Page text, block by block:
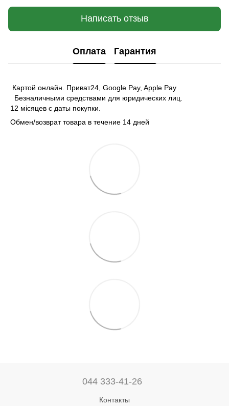
Написать отзыв
Оплата Гарантия
Картой онлайн. Приват24, Google Pay, Apple Pay
Безналичными средствами для юридических лиц.
12 місяцев с даты покупки.
Обмен/возврат товара в течение 14 дней
044 333-41-26
Контакты